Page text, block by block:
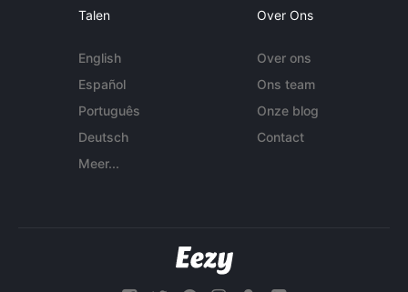
Talen
English
Español
Português
Deutsch
Meer...
Over Ons
Over ons
Ons team
Onze blog
Contact